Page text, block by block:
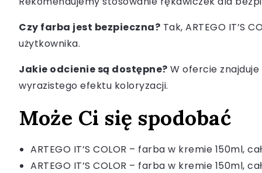
Czy farba jest bezpieczna? Tak, ARTEGO
użytkownika.
Jakie odcienie są dostępne? W ofercie
wyrazistego efektu koloryzacji.
Może Ci się spodobać
ARTEGO IT’S COLOR – farba w kremie 150ml,
ARTEGO IT’S COLOR – farba w kremie 150ml,